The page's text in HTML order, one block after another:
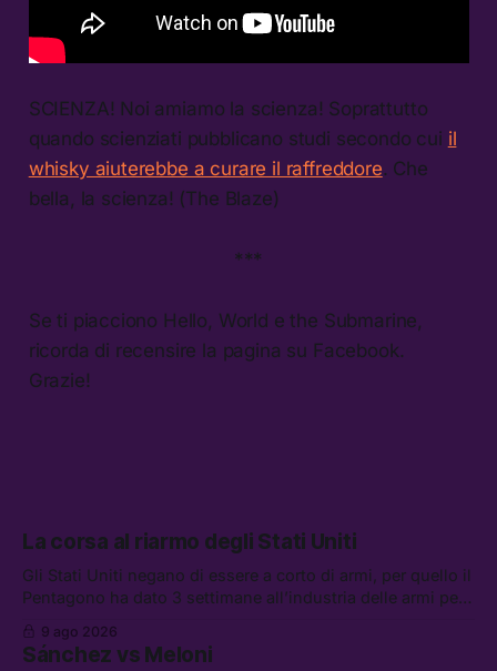
SCIENZA! Noi amiamo la scienza! Soprattutto
quando scienziati pubblicano studi secondo cui il
whisky aiuterebbe a curare il raffreddore. Che
bella, la scienza! (The Blaze)
***
Se ti piacciono Hello, World e the Submarine,
ricorda di recensire la pagina su Facebook.
Grazie!
La corsa al riarmo degli Stati Uniti
Gli Stati Uniti negano di essere a corto di armi, per quello il
Pentagono ha dato 3 settimane all’industria delle armi per
continuerà ad usare i servizi di Palantir, la protesta contro
La Russa, e la centrale elettrica di Amazon in Texas
9 ago 2026
Sánchez vs Meloni